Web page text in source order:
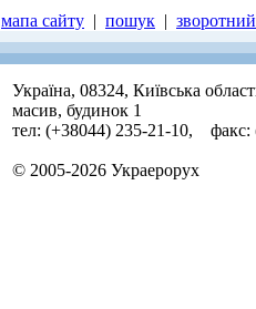
мапа сайту | пошук |
Україна, 08324, Київська
масив, будинок 1
тел: (+38044) 235-21-10, факс:
© 2005-2026 Украерорух